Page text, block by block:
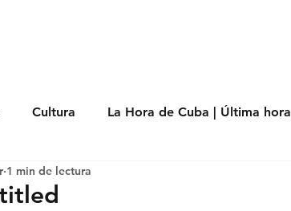
Cultura La Hora de Cuba | Última hora
Feminicidio
1 min de lectura